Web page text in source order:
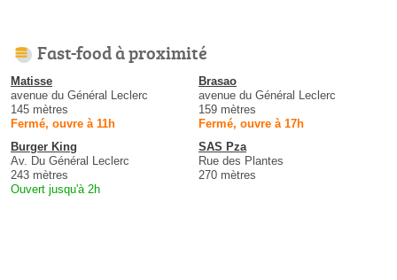
Fast-food à proximité
Matisse
avenue du Général Leclerc
145 mètres
Fermé, ouvre à 11h
Brasao
avenue du Général Leclerc
159 mètres
Fermé, ouvre à 17h
Burger King
Av. Du Général Leclerc
243 mètres
Ouvert jusqu'à 2h
SAS Pza
Rue des Plantes
270 mètres